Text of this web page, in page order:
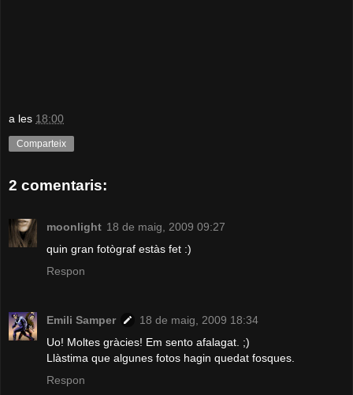
a les 18:00
Comparteix
2 comentaris:
moonlight 18 de maig, 2009 09:27
quin gran fotògraf estàs fet :)
Respon
Emili Samper
18 de maig, 2009 18:34
Uo! Moltes gràcies! Em sento afalagat. ;)
Llàstima que algunes fotos hagin quedat fosques.
Respon